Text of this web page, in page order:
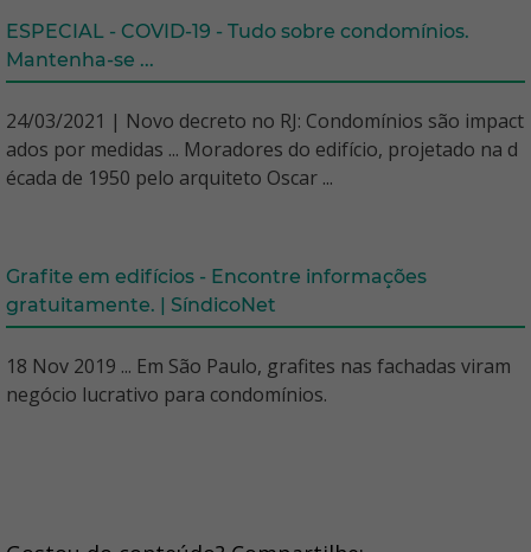
ESPECIAL - COVID-19 - Tudo sobre condomínios.
Mantenha-se ...
24/03/2021 | Novo decreto no RJ: Condomínios são impact
ados por medidas ... Moradores do edifício, projetado na d
écada de 1950 pelo arquiteto Oscar ...
Grafite em edifícios - Encontre informações
gratuitamente. | SíndicoNet
18 Nov 2019 ... Em São Paulo, grafites nas fachadas viram
negócio lucrativo para condomínios.